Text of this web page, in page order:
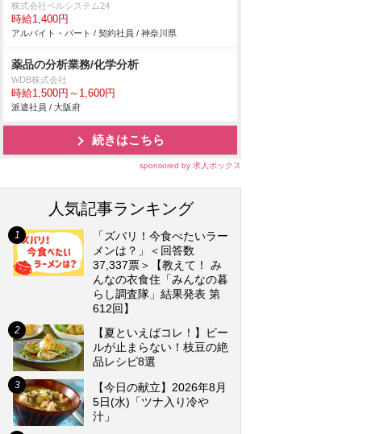
株式会社ベルシステム24
時給1,400円
アルバイト・パート / 契約社員 / 神奈川県
薬品の分析業務/化学分析
WDB株式会社
時給1,500円～1,600円
派遣社員 / 大阪府
続きはこちら
sponsored by 求人ボックス
人気記事ランキング
「ズバリ！今食べたいラー
メンは？」＜回答数
37,337票＞【教えて！ み
んなの衣食住「みんなの暮
らし調査隊」結果発表 第
612回】
【夏といえばコレ！】ビー
ルが止まらない！枝豆の絶
品レシピ8選
【今日の献立】2026年8月
5日(水)「ツナ入り冷
汁」